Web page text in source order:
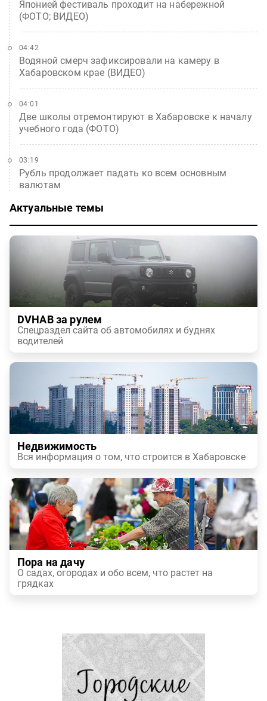
Японией фестиваль проходит на набережной
(ФОТО; ВИДЕО)
Водяной смерч зафиксировали на камеру в
Хабаровском крае (ВИДЕО)
04:42
Две школы отремонтируют в Хабаровске к началу
учебного года (ФОТО)
04:01
Рубль продолжает падать ко всем основным
валютам
03:19
Актуальные темы
DVHAB за рулем
Спецраздел сайта об автомобилях и буднях
водителей
Недвижимость
Вся информация о том, что строится в Хабаровске
Пора на дачу
О садах, огородах и обо всем, что растет на
грядках